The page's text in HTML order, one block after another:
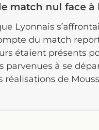
match nul face à
Lyonnais
du match
étaient présents
parvenues à se
réalisations de